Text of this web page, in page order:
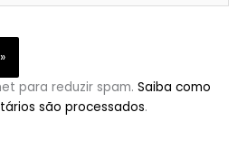
para reduzir spam. Saiba como
são processados.